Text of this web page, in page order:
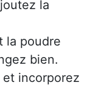
la
la poudre
bien.
incorporez